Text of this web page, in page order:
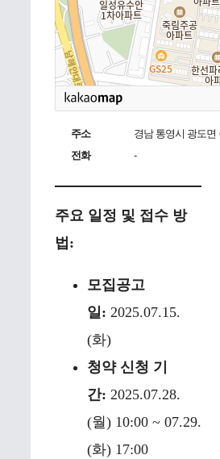
주소
경남 통영시 광도면
전화
-
주요 일정 및 접수 방
법:
모집공고
일: 2025.07.15.
(화)
청약 신청 기
간: 2025.07.28.
(월) 10:00 ~ 07.29.
(화) 17:00